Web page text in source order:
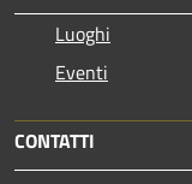
Luoghi
Eventi
CONTATTI